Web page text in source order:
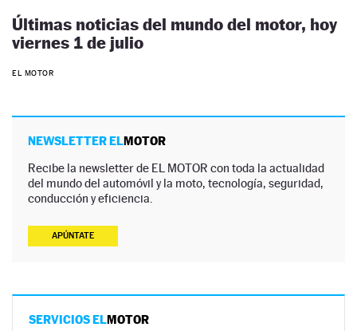
Últimas noticias del mundo del motor, hoy
viernes 1 de julio
EL MOTOR
NEWSLETTER ELMOTOR
Recibe la newsletter de EL MOTOR con toda la actualidad
del mundo del automóvil y la moto, tecnología, seguridad,
conducción y eficiencia.
APÚNTATE
SERVICIOS ELMOTOR